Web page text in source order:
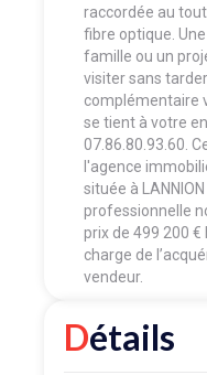
raccordée au
fibre optique.
famille ou un
visiter sans
complémentaire
se tient à votre
07.86.80.93.60.
l'agence
située à
professionnelle
prix de 499 200
charge de
vendeur.
Détails